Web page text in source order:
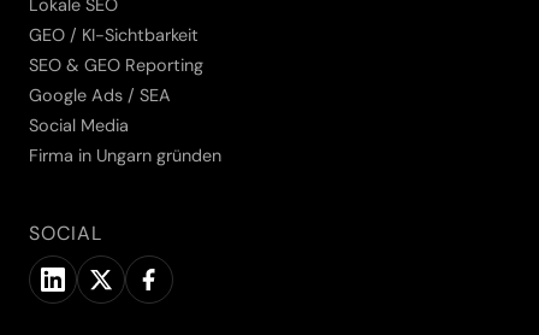
Lokale SEO
GEO / KI-Sichtbarkeit
SEO & GEO Reporting
Google Ads / SEA
Social Media
Firma in Ungarn gründen
SOCIAL